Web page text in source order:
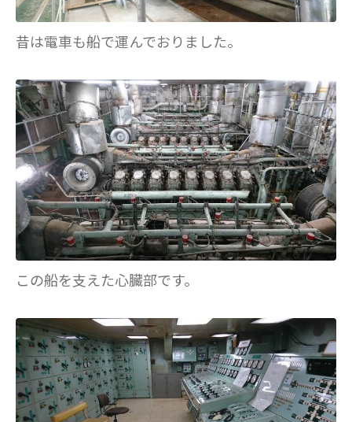
昔は電車も船で運んでおりました。
この船を支えた心臓部です。